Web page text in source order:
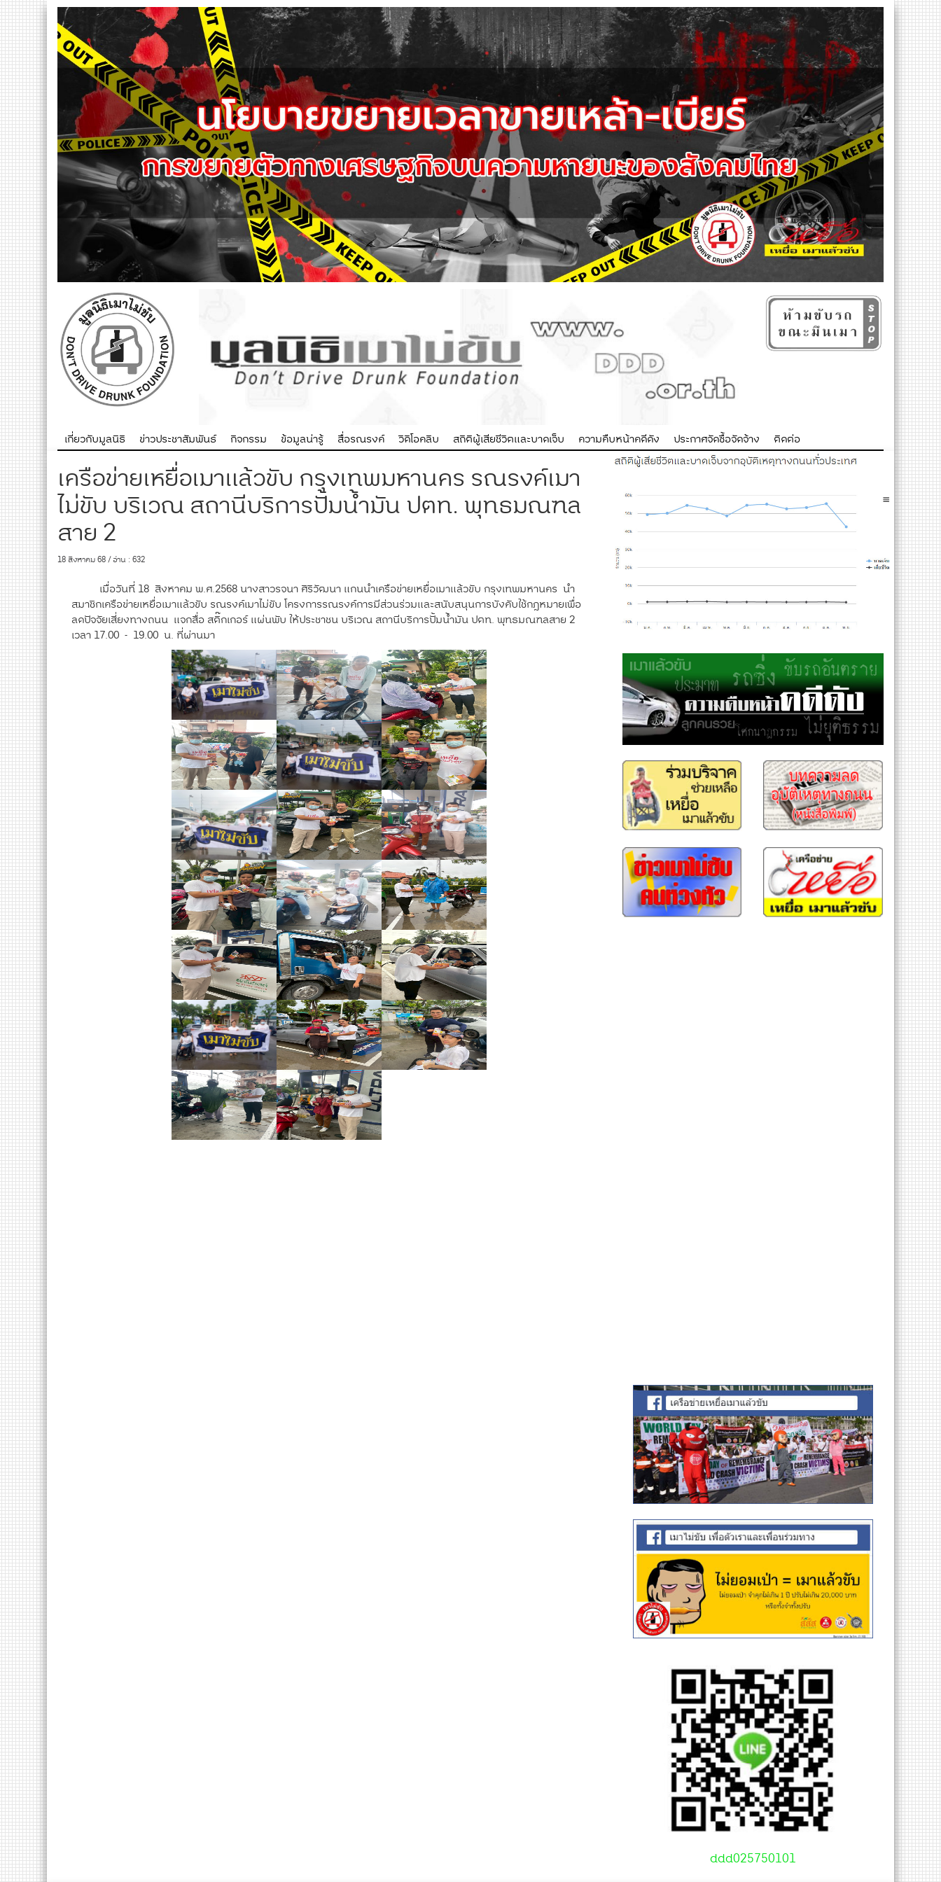
เกี่ยวกับมูลนิธิ ข่าวประชาสัมพันธ์ กิจกรรม ข้อมูลน่ารู้ สื่อรณรงค์ วิดิโอคลิบ สถิติผู้เสียชีวิตและบาดเจ็บ ความคืบหน้าคดีดัง ประกาศจัดซื้อจัดจ้าง ติดต่อ
เครือข่ายเหยื่อเมาแล้วขับ กรุงเทพมหานคร รณรงค์เมา
ไม่ขับ บริเวณ สถานีบริการปั้มน้ำมัน ปตท. พุทธมณฑล
สาย 2
18 สิงหาคม 68 / อ่าน : 632
เมื่อวันที่ 18 สิงหาคม พ.ศ.2568 นางสาวรจนา ศิริวัฒนา แกนนำเครือข่ายเหยื่อเมาแล้วขับ กรุงเทพมหานคร นำ
สมาชิกเครือข่ายเหยื่อเมาแล้วขับ รณรงค์เมาไม่ขับ โครงการรณรงค์การมีส่วนร่วมและสนับสนุนการบังคับใช้กฎหมายเพื่อ
ลดปัจจัยเสี่ยงทางถนน แจกสื่อ สติ๊กเกอร์ แผ่นพับ ให้ประชาชน บริเวณ สถานีบริการปั้มน้ำมัน ปตท. พุทธมณฑลสาย 2
เวลา 17.00 - 19.00 น. ที่ผ่านมา
ddd025750101